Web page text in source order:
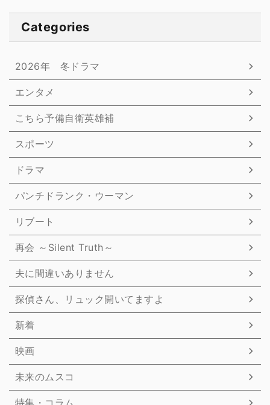
Categories
2026年 冬ドラマ
エンタメ
こちら予備自衛英雄補
スポーツ
ドラマ
パンチドランク・ウーマン
リブート
再会 ～Silent Truth～
夫に間違いありません
探偵さん、リュック開いてますよ
新着
映画
未来のムスコ
特集・コラム